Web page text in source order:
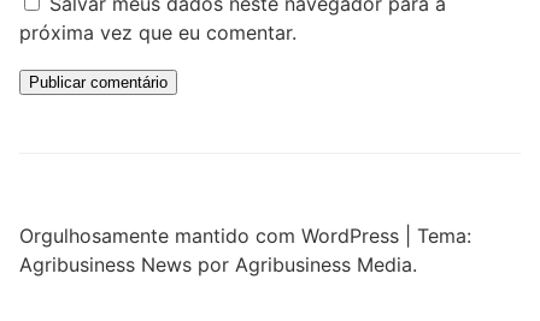
próxima vez que eu comentar.
Orgulhosamente mantido com WordPress
Tema:
Agribusiness News por Agribusiness Media.